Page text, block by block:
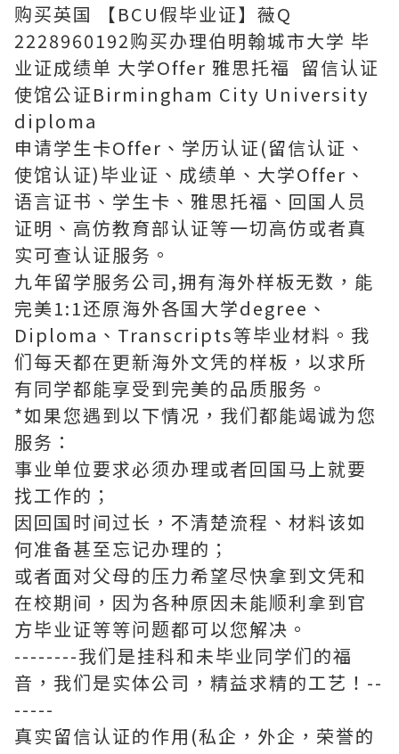
购买英国 【BCU假毕业证】薇Q
2228960192购买办理伯明翰城市大学 毕
业证成绩单 大学Offer 雅思托福 留信认证
使馆公证Birmingham City University
diploma
申请学生卡Offer、学历认证(留信认证、
使馆认证)毕业证、成绩单、大学Offer、
语言证书、学生卡、雅思托福、回国人员
证明、高仿教育部认证等一切高仿或者真
实可查认证服务。
九年留学服务公司,拥有海外样板无数，能
完美1:1还原海外各国大学degree、
Diploma、Transcripts等毕业材料。我
们每天都在更新海外文凭的样板，以求所
有同学都能享受到完美的品质服务。
*如果您遇到以下情况，我们都能竭诚为您
服务：
事业单位要求必须办理或者回国马上就要
找工作的；
因回国时间过长，不清楚流程、材料该如
何准备甚至忘记办理的；
或者面对父母的压力希望尽快拿到文凭和
在校期间，因为各种原因未能顺利拿到官
方毕业证等等问题都可以您解决。
--------我们是挂科和未毕业同学们的福
音，我们是实体公司，精益求精的工艺！--
-----
真实留信认证的作用(私企，外企，荣誉的